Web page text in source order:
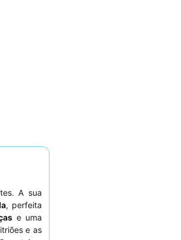
A sua
, perfeita
e uma
e as